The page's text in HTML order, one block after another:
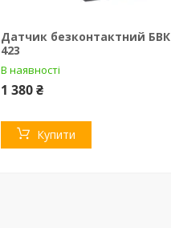
Датчик безконтактний БВК
423
В наявності
1 380 ₴
Купити